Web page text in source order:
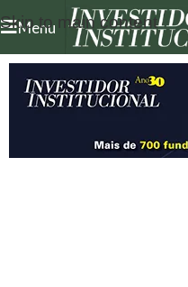
Skip to main content
Menu